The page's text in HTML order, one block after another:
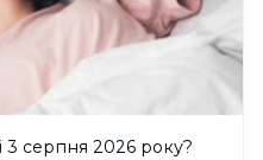
3 серпня 2026 року?